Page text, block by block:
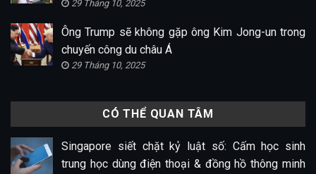
29 Tháng 10, 2025
Ông Trump sẽ không gặp ông Kim Jong-un trong
chuyến công du châu Á
29 Tháng 10, 2025
CÓ THỂ QUAN TÂM
Singapore siết chặt kỷ luật số: Cấm học sinh
trung học dùng điện thoại & đồng hồ thông minh